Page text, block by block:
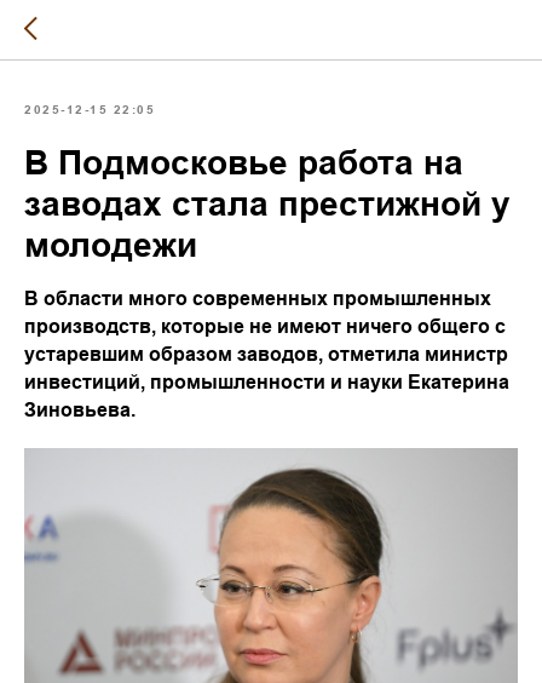
2025-12-15 22:05
В Подмосковье работа на
заводах стала престижной у
молодежи
В области много современных промышленных
производств, которые не имеют ничего общего с
устаревшим образом заводов, отметила министр
инвестиций, промышленности и науки Екатерина
Зиновьева.